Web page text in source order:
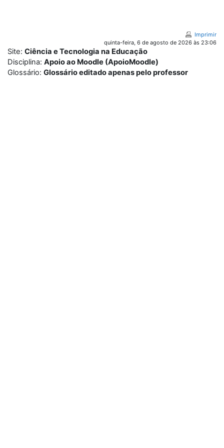
Imprimir
quinta-feira, 6 de agosto de 2026 às 23:06
Site: Ciência e Tecnologia na Educação
Disciplina: Apoio ao Moodle (ApoioMoodle)
Glossário: Glossário editado apenas pelo professor